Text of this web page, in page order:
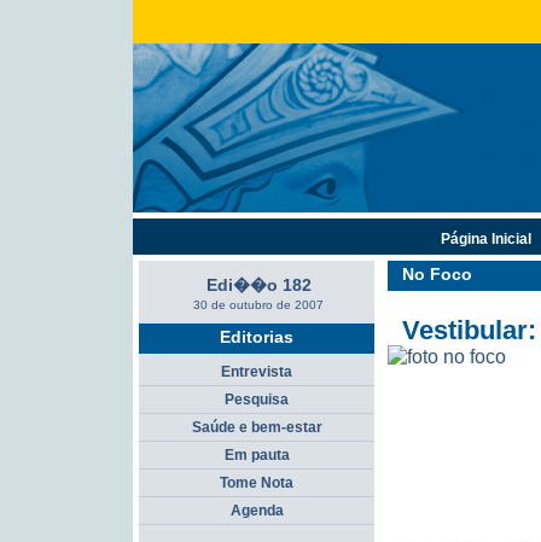
No Foco
Edi��o 182
30 de outubro de 2007
Editorias
Entrevista
Pesquisa
Saúde e bem-estar
Em pauta
Tome Nota
Agenda
Página Inicial